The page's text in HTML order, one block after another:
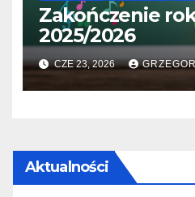
Zakończenie
2025/2026
CZE 23, 2026
Aktualności